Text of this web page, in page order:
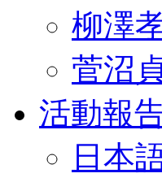
柳澤
菅沼
活動報
日本